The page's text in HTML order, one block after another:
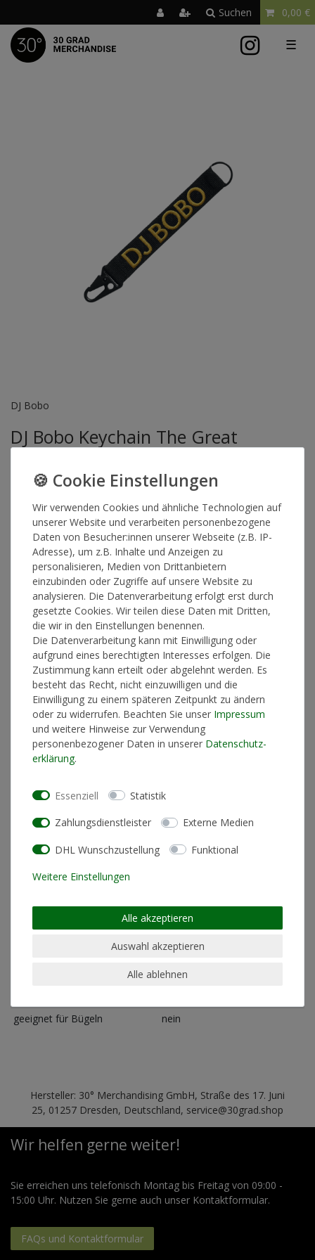
Suchen 0,00 €
☰
DJ Bobo
DJ Bobo Keychain The Great
Adventure
Artikelnummer16167
9,90 €*
Lieferzeit 1-3 Werktage
In den Warenkorb
* inkl. ges. MwSt. zzgl.Versandkosten
Künstlerinformationen
Passform)
Pflegehinweis
Maschinenwäsche linksrum
geeignet für Bügeln nein
Hersteller: 30° Merchandising GmbH, Straße des 17. Juni
25, 01257 Dresden, Deutschland, service@30grad.shop
Wir helfen gerne weiter!
Sie erreichen uns telefonisch Montag bis Freitag von 09:00 -
15:00 Uhr. Nutzen Sie gerne auch unser Kontaktformular.
FAQs und Kontaktformular
Wir verwenden Cookies und ähnliche Technologien auf
unserer Website und verarbeiten personenbezogene
Daten von Besucher:innen unserer Webseite (z.B. IP-
Adresse), um z.B. Inhalte und Anzeigen zu
personalisieren, Medien von Drittanbietern
einzubinden oder Zugriffe auf unsere Website zu
analysieren. Die Datenverarbeitung erfolgt erst durch
gesetzte Cookies. Wir teilen diese Daten mit Dritten,
die wir in den Einstellungen benennen.
Die Datenverarbeitung kann mit Einwilligung oder
aufgrund eines berechtigten Interesses erfolgen. Die
Zustimmung kann erteilt oder abgelehnt werden. Es
besteht das Recht, nicht einzuwilligen und die
Einwilligung zu einem späteren Zeitpunkt zu ändern
oder zu widerrufen. Beachten Sie unser Impressum
und weitere Hinweise zur Verwendung
personenbezogener Daten in unserer Daten­schutz­
erklärung.
Essenziell Statistik
Zahlungsdienstleister Externe Medien
DHL Wunschzustellung Funktional
Weitere Einstellungen
Alle akzeptieren
Auswahl akzeptieren
Alle ablehnen